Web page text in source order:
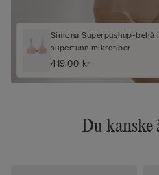
Simona Superpushup-behå i
supertunn mikrofiber
419,00 kr
Du kanske